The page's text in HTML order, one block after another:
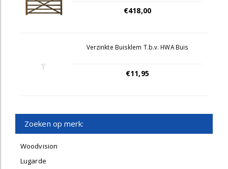
€418,00
Verzinkte Buisklem T.b.v. HWA Buis
€11,95
Zoeken op merk:
Woodvision
Lugarde